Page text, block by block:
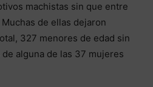
machistas sin que entre
de ellas dejaron
327 menores de edad sin
alguna de las 37 mujeres